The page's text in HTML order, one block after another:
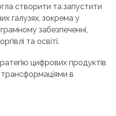
створити та запустити
галузях, зокрема у
забезпеченні,
та освіті.
цифрових продуктів
в